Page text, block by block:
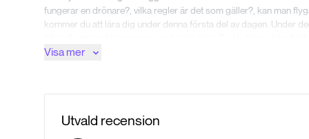
fungerar en drönare?, vilka regler är det som gäller?, kan man
kommer du att lära dig under denna första del av dagen. Under
drönare samt olika inställningar i handkontrollens app.
igenom eventuella frågor som dykt upp under dina självstudier.
Visa mer
Utvald recension